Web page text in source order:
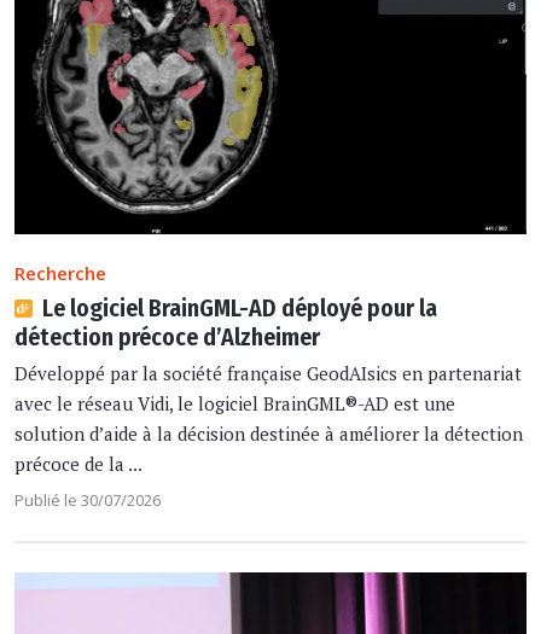
Recherche
Le logiciel BrainGML-AD déployé pour la
détection précoce d’Alzheimer
Développé par la société française GeodAIsics en partenariat
avec le réseau Vidi, le logiciel BrainGML®-AD est une
solution d’aide à la décision destinée à améliorer la détection
précoce de la ...
Publié le 30/07/2026